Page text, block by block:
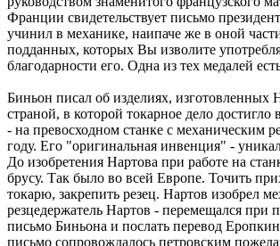
Франции свидетельствует письмо
учинил в механике, наипаче же в оной
подданных, которых Вы изволите
благодарности его. Одна из тех медалей
Биньон писал об изделиях,
страной, в которой токарное дело
- на превосходном станке с механическим
году. Его "оригинальная инвенция" -
До изобретения Нартова при работе на
брусу. Так было во всей Европе. Точить
токарю, закрепить резец. Нартов изобрел
резцедержатель Нартов - перемещался при
письмо Биньона и послать перевод
письмо сопровождалось петровским